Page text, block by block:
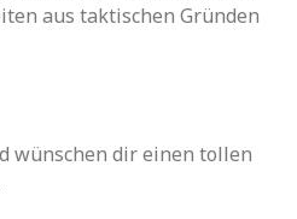
aus taktischen Gründen
wünschen dir einen tollen